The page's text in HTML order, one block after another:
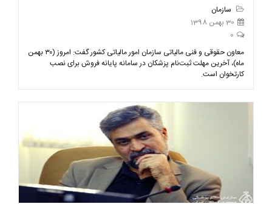
سازمان
30 بهمن 1398
0
معاون حقوقی و فنی مالیاتی سازمان امور مالیاتی کشور گفت: امروز (۳۰ بهمن
ماه)، آخرین مهلت ثبت‌نام پزشکان در سامانه پایانه فروش برای نصب
کارتخوان است.